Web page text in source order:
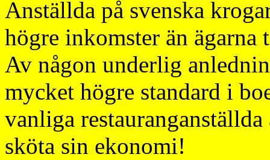
Anställda på svenska
högre inkomster än ägarna
Av någon underlig
mycket högre standard i
vanliga
sköta sin ekonomi!